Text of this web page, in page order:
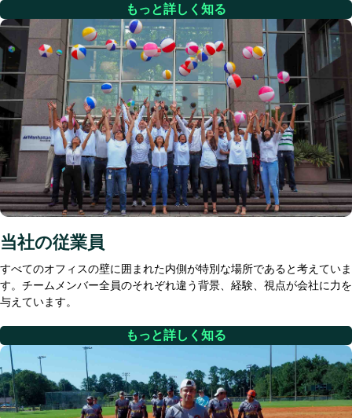
もっと詳しく知る
当社の従業員
すべてのオフィスの壁に囲まれた内側が特別な場所であると考えていま
す。チームメンバー全員のそれぞれ違う背景、経験、視点が会社に力を
与えています。
もっと詳しく知る